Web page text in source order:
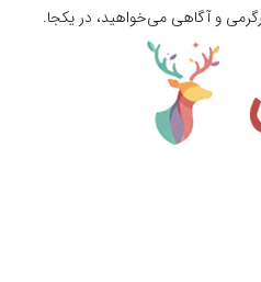
و آگاهی می‌خواهید، در یکجا.